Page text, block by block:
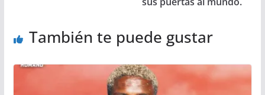
También te puede gustar